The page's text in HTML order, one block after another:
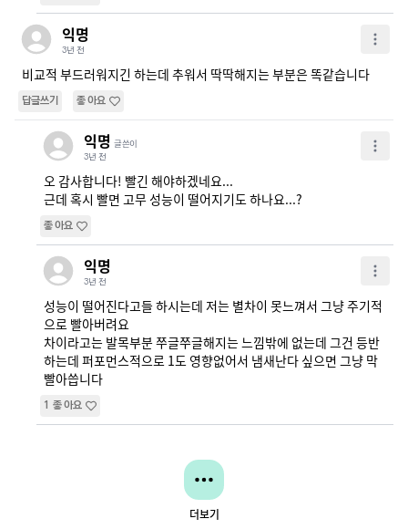
익명
3년 전
비교적 부드러워지긴 하는데 추워서 딱딱해지는 부분은 똑같습니다
답글쓰기 좋아요
익명 글쓴이
3년 전
오 감사합니다! 빨긴 해야하겠네요...
근데 혹시 빨면 고무 성능이 떨어지기도 하나요...?
좋아요
익명
3년 전
성능이 떨어진다고들 하시는데 저는 별차이 못느껴서 그냥 주기적
으로 빨아버려요
차이라고는 발목부분 쭈글쭈글해지는 느낌밖에 없는데 그건 등반
하는데 퍼포먼스적으로 1도 영향없어서 냄새난다 싶으면 그냥 막
빨아씁니다
1 좋아요
더보기